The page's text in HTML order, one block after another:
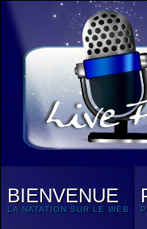
BIENVENUE
LA NATATION SUR LE WEB